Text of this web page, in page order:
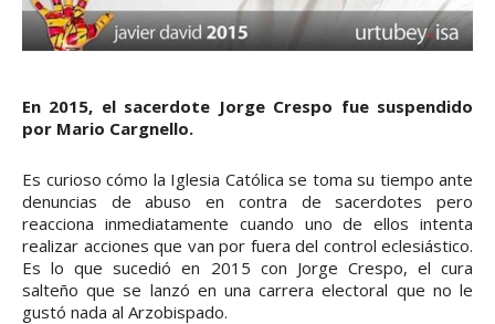
En 2015, el sacerdote Jorge Crespo fue suspendido
por Mario Cargnello.
Es curioso cómo la Iglesia Católica se toma su tiempo ante
denuncias de abuso en contra de sacerdotes pero
reacciona inmediatamente cuando uno de ellos intenta
realizar acciones que van por fuera del control eclesiástico.
Es lo que sucedió en 2015 con Jorge Crespo, el cura
salteño que se lanzó en una carrera electoral que no le
gustó nada al Arzobispado.